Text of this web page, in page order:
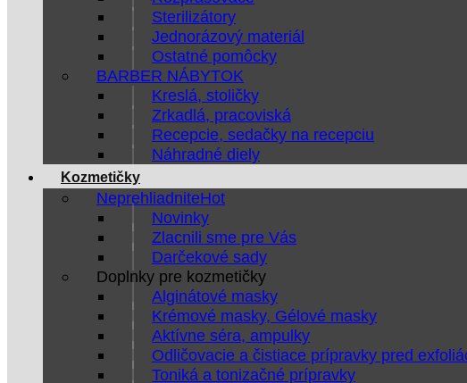
Sterilizátory
Jednorázový materiál
Ostatné pomôcky
BARBER NÁBYTOK
Kreslá, stoličky
Zrkadlá, pracoviská
Recepcie, sedačky na recepciu
Náhradné diely
Kozmetičky
Neprehliadnite
Novinky
Zlacnili sme pre Vás
Darčekové sady
Doplnky pre kozmetičky
Alginátové masky
Krémové masky, Gélové masky
Aktívne séra, ampulky
Odličovacie a čistiace prípravky pred
Toniká a tonizačné prípravky